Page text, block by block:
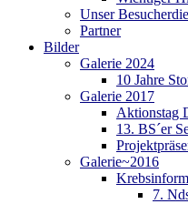
Unser
Partner
Bilder
Galerie 2024
10 Jahre
Galerie 2017
Aktionstag
13. BS´er
Galerie~2016
7.